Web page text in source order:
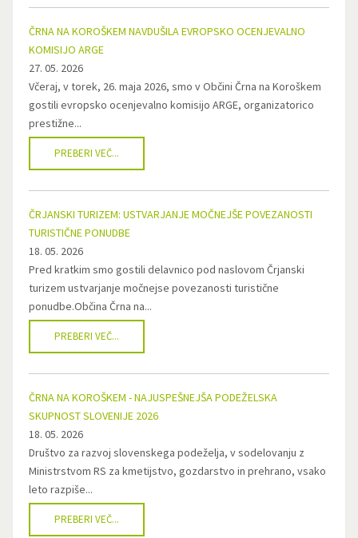
ČRNA NA KOROŠKEM NAVDUŠILA EVROPSKO OCENJEVALNO
KOMISIJO ARGE
27. 05. 2026
Včeraj, v torek, 26. maja 2026, smo v Občini Črna na Koroškem
gostili evropsko ocenjevalno komisijo ARGE, organizatorico
prestižne...
PREBERI VEČ...
ČRJANSKI TURIZEM: USTVARJANJE MOČNEJŠE POVEZANOSTI
TURISTIČNE PONUDBE
18. 05. 2026
Pred kratkim smo gostili delavnico pod naslovom Črjanski
turizem ustvarjanje močnejse povezanosti turistične
ponudbe.Občina Črna na...
PREBERI VEČ...
ČRNA NA KOROŠKEM - NAJUSPEŠNEJŠA PODEŽELSKA
SKUPNOST SLOVENIJE 2026
18. 05. 2026
Društvo za razvoj slovenskega podeželja, v sodelovanju z
Ministrstvom RS za kmetijstvo, gozdarstvo in prehrano, vsako
leto razpiše...
PREBERI VEČ...